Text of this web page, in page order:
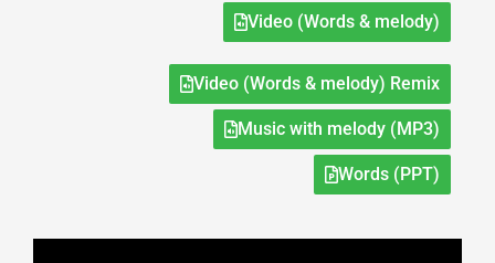
Video (Words & melody)
Video (Words & melody) Remix
Music with melody (MP3)
Words (PPT)